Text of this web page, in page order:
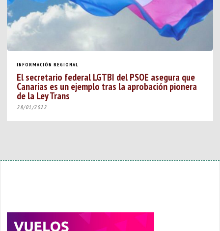
INFORMACIÓN REGIONAL
El secretario federal LGTBI del PSOE asegura que
Canarias es un ejemplo tras la aprobación pionera
de la Ley Trans
28/01/2022